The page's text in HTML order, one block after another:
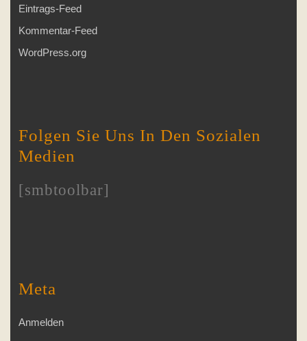
Eintrags-Feed
Kommentar-Feed
WordPress.org
Folgen Sie Uns In Den Sozialen
Medien
[smbtoolbar]
Meta
Anmelden